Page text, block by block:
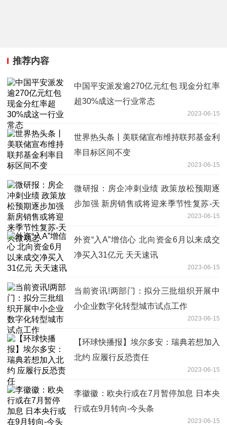
推荐内容
中国平安派发逾270亿元红包 现金分红率
超30%成这一行业常态
2023-06-15
世界热头条丨美联储宣布维持联邦基金利
率目标区间不变
2023-06-15
微研报：房企冲刺业绩 政策放松预期逐
步加强 新房销售或将迎来季节性复苏-天
2023-06-15
外资“入A”增信心 北向资金6月以来成交
净买入31亿元 天天速讯
2023-06-15
当前资讯!两部门：拟分三批组织开展中
小企业数字化转型城市试点工作
2023-06-15
【环球快播报】埃尔多安：瑞典若想加入
北约 应履行反恐责任
2023-06-15
李徽徽：欧央行或在7月暂停加息 日本央
行或在9月转向-今头条
2023-06-15